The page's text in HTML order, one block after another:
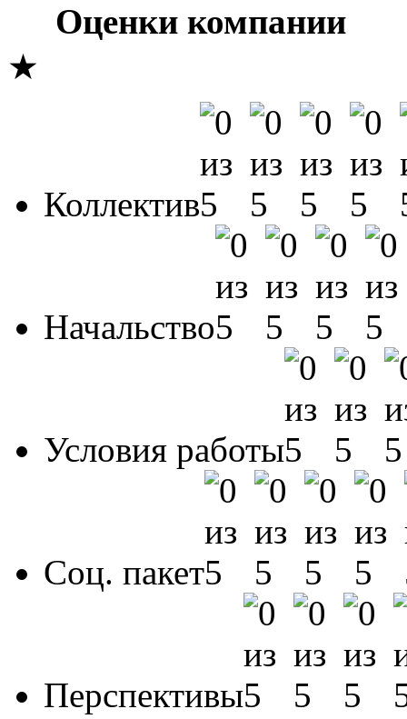
Оценки компании
★
Коллектив
Начальство
Условия работы
Соц. пакет
Перспективы